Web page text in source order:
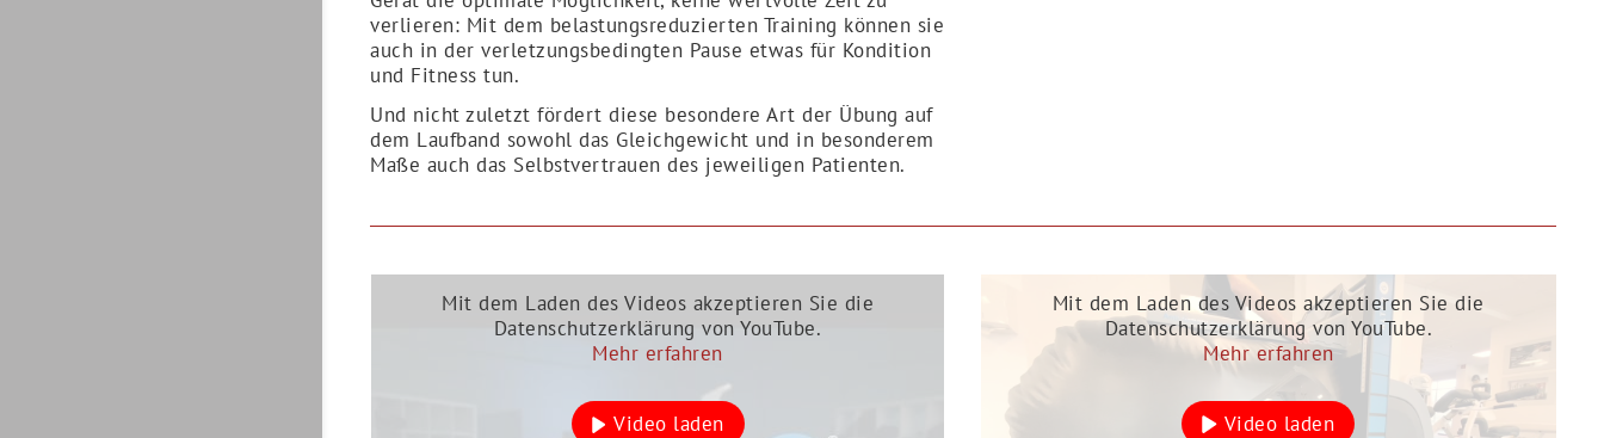
verlieren: Mit dem belastungsreduzierten Training können sie
auch in der verletzungsbedingten Pause etwas für Kondition
und Fitness tun.
Und nicht zuletzt fördert diese besondere Art der Übung auf
dem Laufband sowohl das Gleichgewicht und in besonderem
Maße auch das Selbstvertrauen des jeweiligen Patienten.
Mit dem Laden des Videos akzeptieren Sie die
Datenschutzerklärung von YouTube.
Mehr erfahren
Video laden
Mit dem Laden des Videos akzeptieren Sie die
Datenschutzerklärung von YouTube.
Mehr erfahren
Video laden